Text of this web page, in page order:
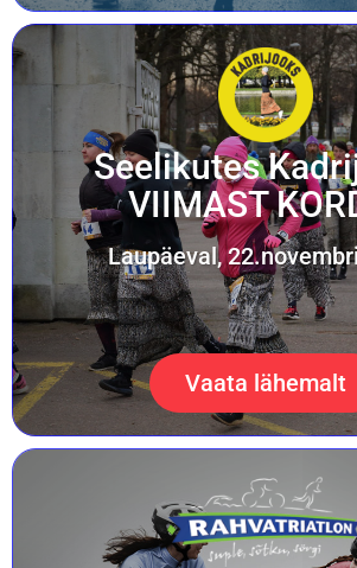
Seelikutes
VIIMAST
Laupäeval,
Vaata lähemalt